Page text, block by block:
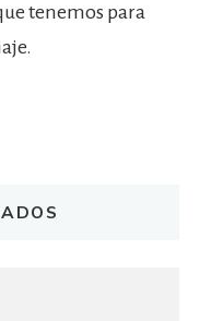
tenemos para